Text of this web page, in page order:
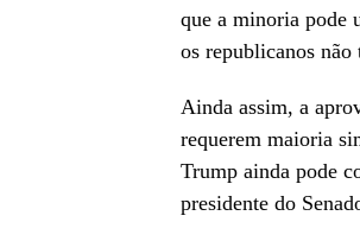
que a minoria pode
os republicanos não
Ainda assim, a
requerem maioria
Trump ainda pode
presidente do